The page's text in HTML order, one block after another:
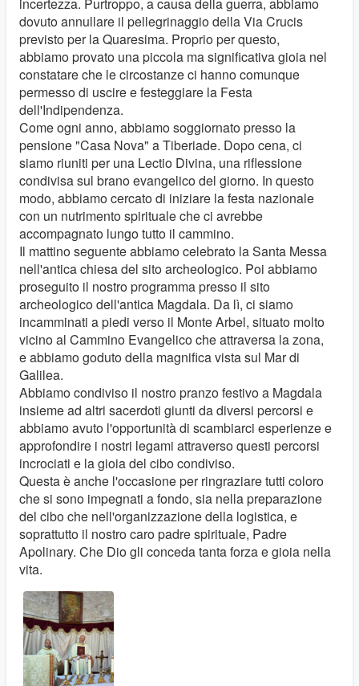
incertezza. Purtroppo, a causa della guerra, abbiamo
dovuto annullare il pellegrinaggio della Via Crucis
previsto per la Quaresima. Proprio per questo,
abbiamo provato una piccola ma significativa gioia nel
constatare che le circostanze ci hanno comunque
permesso di uscire e festeggiare la Festa
dell'Indipendenza.
Come ogni anno, abbiamo soggiornato presso la
pensione "Casa Nova" a Tiberiade. Dopo cena, ci
siamo riuniti per una Lectio Divina, una riflessione
condivisa sul brano evangelico del giorno. In questo
modo, abbiamo cercato di iniziare la festa nazionale
con un nutrimento spirituale che ci avrebbe
accompagnato lungo tutto il cammino.
Il mattino seguente abbiamo celebrato la Santa Messa
nell'antica chiesa del sito archeologico. Poi abbiamo
proseguito il nostro programma presso il sito
archeologico dell'antica Magdala. Da lì, ci siamo
incamminati a piedi verso il Monte Arbel, situato molto
vicino al Cammino Evangelico che attraversa la zona,
e abbiamo goduto della magnifica vista sul Mar di
Galilea.
Abbiamo condiviso il nostro pranzo festivo a Magdala
insieme ad altri sacerdoti giunti da diversi percorsi e
abbiamo avuto l'opportunità di scambiarci esperienze e
approfondire i nostri legami attraverso questi percorsi
incrociati e la gioia del cibo condiviso.
Questa è anche l'occasione per ringraziare tutti coloro
che si sono impegnati a fondo, sia nella preparazione
del cibo che nell'organizzazione della logistica, e
soprattutto il nostro caro padre spirituale, Padre
Apolinary. Che Dio gli conceda tanta forza e gioia nella
vita.